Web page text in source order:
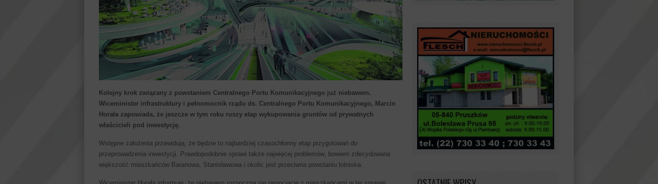
Kolejny krok związany z powstaniem Centralnego Portu Komunikacyjnego już niebawem.
Wiceminister infrastruktury i pełnomocnik rządu ds. Centralnego Portu Komunikacyjnego, Marcin
Horała zapowiada, że jeszcze w tym roku ruszy etap wykupowania gruntów od prywatnych
właścicieli pod inwestycję.
Wstępne założenia przewidują, że będzie to najbardziej czasochłonny etap przygotowań do
przeprowadzenia inwestycji. Prawdopodobnie sprawi także najwięcej problemów, bowiem zdecydowana
większość mieszkańców Baranowa, Stanisławowa i okolic jest przeciwna powstaniu lotniska.